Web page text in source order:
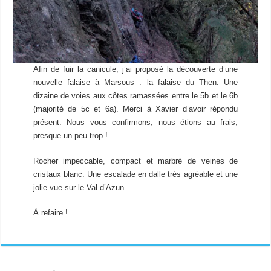
Afin de fuir la canicule, j’ai proposé la découverte d’une
nouvelle falaise à Marsous : la falaise du Then. Une
dizaine de voies aux côtes ramassées entre le 5b et le 6b
(majorité de 5c et 6a). Merci à Xavier d’avoir répondu
présent. Nous vous confirmons, nous étions au frais,
presque un peu trop !
Rocher impeccable, compact et marbré de veines de
cristaux blanc. Une escalade en dalle très agréable et une
jolie vue sur le Val d’Azun.
À refaire !